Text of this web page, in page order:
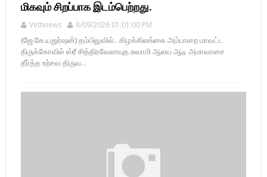
மிகவும் சிறப்பாக இடம்பெற்றது.
Vettinews 8/09/2026 01:01:00 PM
(ஜே.கே.யதுர்ஷன்) தம்பிலுவில்.. கிழக்கிலங்கை அம்பாறை மாவட்ட
திருக்கோவில் ஸ்ரீ சித்திரவேலாயுத சுவாமி ஆலய ஆடி அமாவாசை
தீர்த்த உற்சவ திருவ...